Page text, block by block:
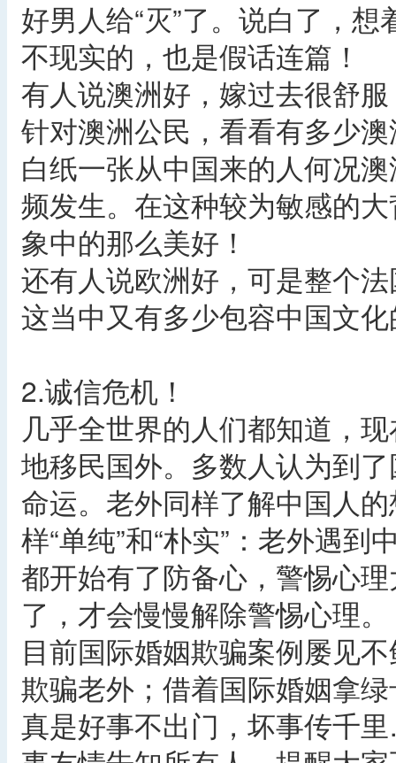
好男人给“灭”了。说白了，
不现实的，也是假话连篇！
有人说澳洲好，嫁过去很舒
针对澳洲公民，看看有多少
白纸一张从中国来的人何况
频发生。在这种较为敏感的
象中的那么美好！
还有人说欧洲好，可是整个
这当中又有多少包容中国文
2.诚信危机！
几乎全世界的人们都知道，
地移民国外。多数人认为到
命运。老外同样了解中国人
样“单纯”和“朴实”：老外遇
都开始有了防备心，警惕心
了，才会慢慢解除警惕心理。
目前国际婚姻欺骗案例屡见
欺骗老外；借着国际婚姻拿
真是好事不出门，坏事传千